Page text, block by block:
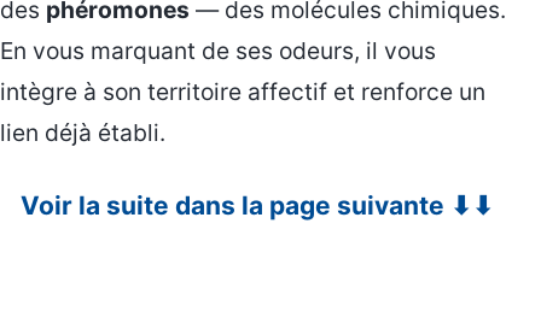
des phéromones — des molécules chimiques.
En vous marquant de ses odeurs, il vous
intègre à son territoire affectif et renforce un
lien déjà établi.
Voir la suite dans la page suivante ⬇⬇